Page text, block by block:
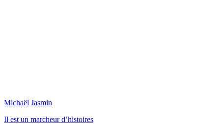
Michaël Jasmin
Il est un marcheur d’histoires